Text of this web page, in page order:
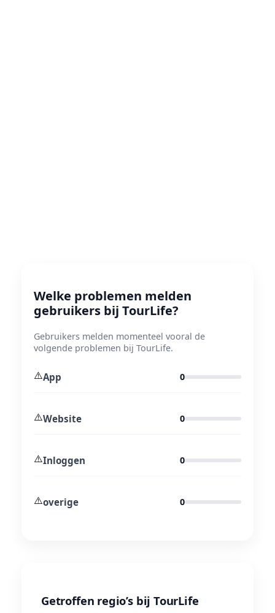
Welke problemen melden
gebruikers bij TourLife?
Gebruikers melden momenteel vooral de
volgende problemen bij TourLife.
⚠️App 0
⚠️Website 0
⚠️Inloggen 0
⚠️overige 0
Getroffen regio’s bij TourLife